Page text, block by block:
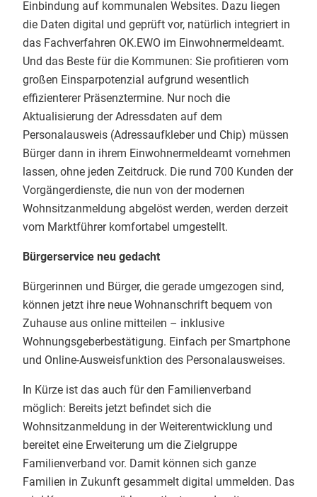
Einbindung auf kommunalen Websites. Dazu liegen
die Daten digital und geprüft vor, natürlich integriert in
das Fachverfahren OK.EWO im Einwohnermeldeamt.
Und das Beste für die Kommunen: Sie profitieren vom
großen Einsparpotenzial aufgrund wesentlich
effizienterer Präsenztermine. Nur noch die
Aktualisierung der Adressdaten auf dem
Personalausweis (Adressaufkleber und Chip) müssen
Bürger dann in ihrem Einwohnermeldeamt vornehmen
lassen, ohne jeden Zeitdruck. Die rund 700 Kunden der
Vorgängerdienste, die nun von der modernen
Wohnsitzanmeldung abgelöst werden, werden derzeit
vom Marktführer komfortabel umgestellt.
Bürgerservice neu gedacht
Bürgerinnen und Bürger, die gerade umgezogen sind,
können jetzt ihre neue Wohnanschrift bequem von
Zuhause aus online mitteilen – inklusive
Wohnungsgeberbestätigung. Einfach per Smartphone
und Online-Ausweisfunktion des Personalausweises.
In Kürze ist das auch für den Familienverband
möglich: Bereits jetzt befindet sich die
Wohnsitzanmeldung in der Weiterentwicklung und
bereitet eine Erweiterung um die Zielgruppe
Familienverband vor. Damit können sich ganze
Familien in Zukunft gesammelt digital ummelden. Das